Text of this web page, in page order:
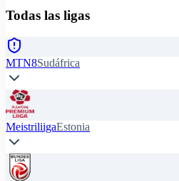
Todas las ligas
MTN8Sudáfrica
MeistriliigaEstonia